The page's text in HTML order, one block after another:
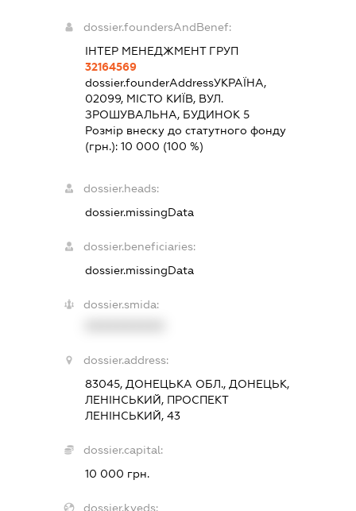
dossier.foundersAndBenef:
ІНТЕР МЕНЕДЖМЕНТ ГРУП
32164569
dossier.founderAddressУКРАЇНА,
02099, МІСТО КИЇВ, ВУЛ.
ЗРОШУВАЛЬНА, БУДИНОК 5
Розмір внеску до статутного фонду
(грн.): 10 000 (100 %)
dossier.heads:
dossier.missingData
dossier.beneficiaries:
dossier.missingData
dossier.smida:
dossier.address:
83045, ДОНЕЦЬКА ОБЛ., ДОНЕЦЬК,
ЛЕНІНСЬКИЙ, ПРОСПЕКТ
ЛЕНІНСЬКИЙ, 43
dossier.capital:
10 000 грн.
dossier.kveds: